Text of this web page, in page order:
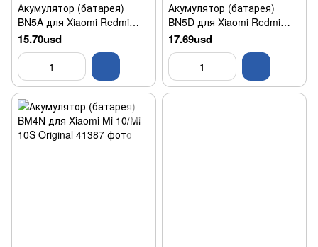
Акумулятор (батарея)
BN5A для Xiaomi Redmi
Note 10 5G/Redmi 10/Poco
M3 Pro 5G Original
15.70usd
Акумулятор (батарея)
BN5D для Xiaomi Redmi
Note 11/Redmi Note 11S
4G/Xiaomi Poco M4 Pro 4G
Original
17.69usd